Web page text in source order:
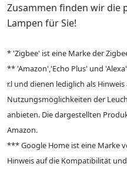
Zusammen finden wir die
Lampen für Sie!
* 'Zigbee' ist eine Marke der
** 'Amazon','Echo Plus' und
r.l und dienen lediglich als
Nutzungsmöglichkeiten der
anbieten. Die dargestellten
Amazon.
*** Google Home ist eine Marke
Hinweis auf die Kompatibilität